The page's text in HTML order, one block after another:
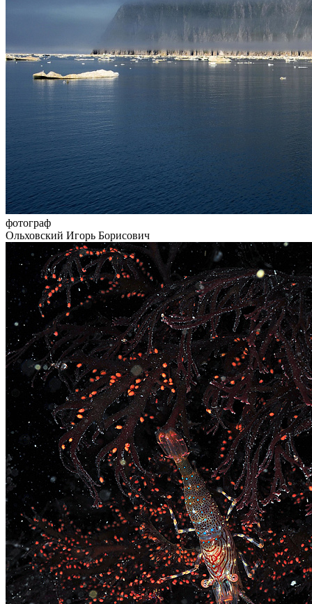
фотограф
Ольховский Игорь Борисович